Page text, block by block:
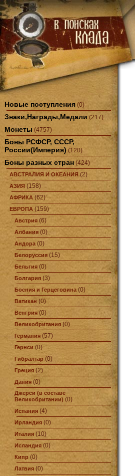
Новые поступления (0)
Знаки,Награды,Медали (217)
Монеты (4757)
Боны РСФСР, СССР,
России(Империя) (120)
Боны разных стран (424)
АВСТРАЛИЯ И ОКЕАНИЯ(2)
АЗИЯ (158)
АФРИКА (62)
ЕВРОПА (159)
Австрия (6)
Албания (0)
Андора (0)
Белоруссия (15)
Бельгия (0)
Болгария (3)
Босния и Герцеговина(0)
Ватикан (0)
Венгрия (0)
Великобритания (0)
Германия (57)
Гернси (0)
Гибралтар (0)
Греция (2)
Дания (0)
Джерси (в составе
Великобритании) (0)
Испания (4)
Ирландия (0)
Италия (10)
Исландия (0)
Кипр (0)
Латвия (0)